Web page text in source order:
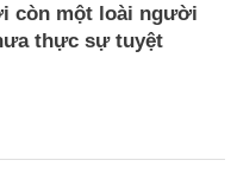
còn một loài người
thực sự tuyệt